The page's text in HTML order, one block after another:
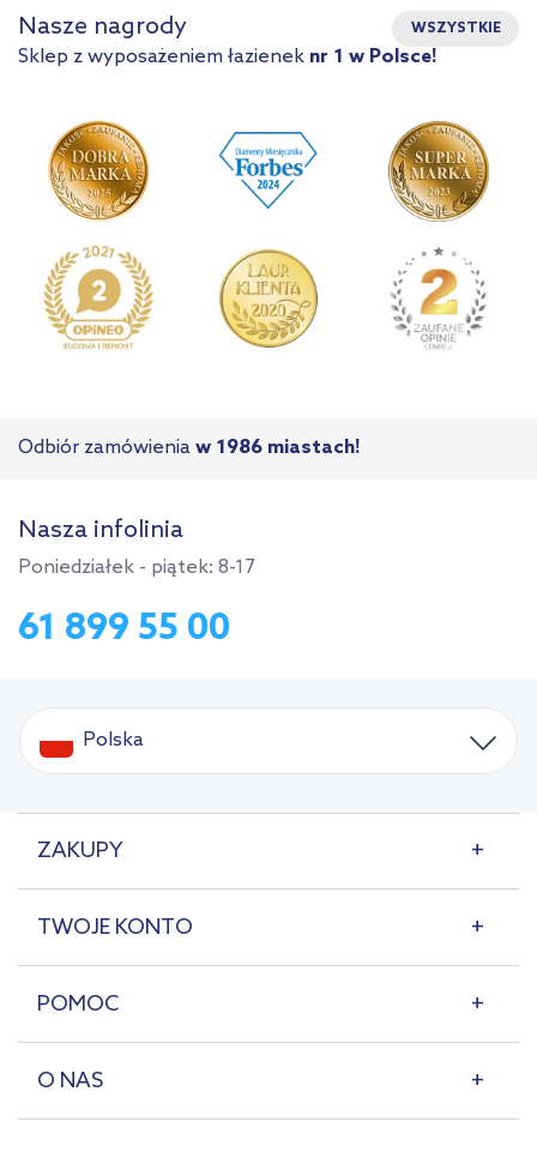
Nasze nagrody WSZYSTKIE
Sklep z wyposażeniem łazienek nr 1 w Polsce!
Odbiór zamówienia w 1986 miastach!
Nasza infolinia
Poniedziałek - piątek: 8-17
61 899 55 00
Polska
ZAKUPY
TWOJE KONTO
POMOC
O NAS